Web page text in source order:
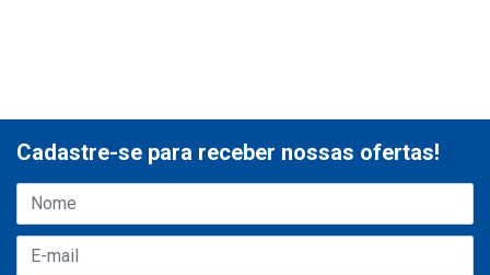
Cadastre-se para receber nossas ofertas!